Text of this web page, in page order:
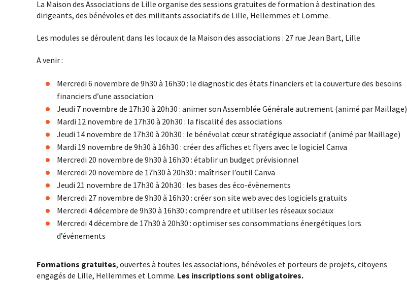
La Maison des Associations de Lille organise des sessions gratuites de formation à destination des
dirigeants, des bénévoles et des militants associatifs de Lille, Hellemmes et Lomme.
Les modules se déroulent dans les locaux de la Maison des associations : 27 rue Jean Bart, Lille
A venir :
Mercredi 6 novembre de 9h30 à 16h30 : le diagnostic des états financiers et la couverture des besoins
financiers d’une association
Jeudi 7 novembre de 17h30 à 20h30 : animer son Assemblée Générale autrement (animé par Maillage)
Mardi 12 novembre de 17h30 à 20h30 : la fiscalité des associations
Jeudi 14 novembre de 17h30 à 20h30 : le bénévolat cœur stratégique associatif (animé par Maillage)
Mardi 19 novembre de 9h30 à 16h30 : créer des affiches et flyers avec le logiciel Canva
Mercredi 20 novembre de 9h30 à 16h30 : établir un budget prévisionnel
Mercredi 20 novembre de 17h30 à 20h30 : maîtriser l’outil Canva
Jeudi 21 novembre de 17h30 à 20h30 : les bases des éco-évènements
Mercredi 27 novembre de 9h30 à 16h30 : créer son site web avec des logiciels gratuits
Mercredi 4 décembre de 9h30 à 16h30 : comprendre et utiliser les réseaux sociaux
Mercredi 4 décembre de 17h30 à 20h30 : optimiser ses consommations énergétiques lors
d’événements
Formations gratuites, ouvertes à toutes les associations, bénévoles et porteurs de projets, citoyens
engagés de Lille, Hellemmes et Lomme. Les inscriptions sont obligatoires.